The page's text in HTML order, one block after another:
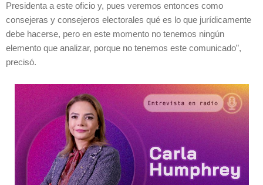
Presidenta a este oficio y, pues veremos entonces como
consejeras y consejeros electorales qué es lo que jurídicamente
debe hacerse, pero en este momento no tenemos ningún
elemento que analizar, porque no tenemos este comunicado”,
precisó.